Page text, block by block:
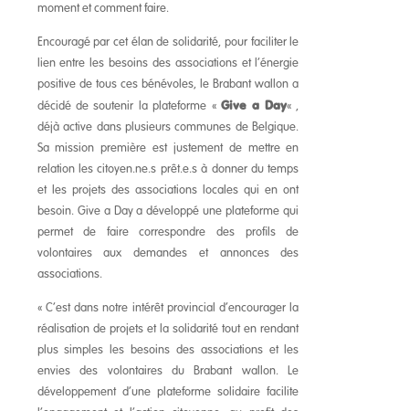
moment et comment faire.
Encouragé par cet élan de solidarité, pour faciliter le
lien entre les besoins des associations et l’énergie
positive de tous ces bénévoles, le Brabant wallon a
décidé de soutenir la plateforme «Give a Day« ,
déjà active dans plusieurs communes de Belgique.
Sa mission première est justement de mettre en
relation les citoyen.ne.s prêt.e.s à donner du temps
et les projets des associations locales qui en ont
besoin. Give a Day a développé une plateforme qui
permet de faire correspondre des profils de
volontaires aux demandes et annonces des
associations.
« C’est dans notre intérêt provincial d’encourager la
réalisation de projets et la solidarité tout en rendant
plus simples les besoins des associations et les
envies des volontaires du Brabant wallon. Le
développement d’une plateforme solidaire facilite